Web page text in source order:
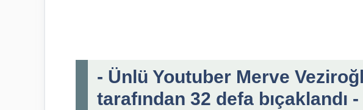
- Ünlü Youtuber Merve
tarafından 32 defa bıçaklandı